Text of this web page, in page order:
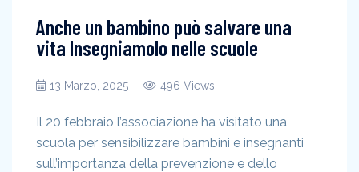
Anche un bambino può salvare una
vita Insegniamolo nelle scuole
13 Marzo, 2025 496 Views
Il 20 febbraio l’associazione ha visitato una
scuola per sensibilizzare bambini e insegnanti
sull’importanza della prevenzione e dello